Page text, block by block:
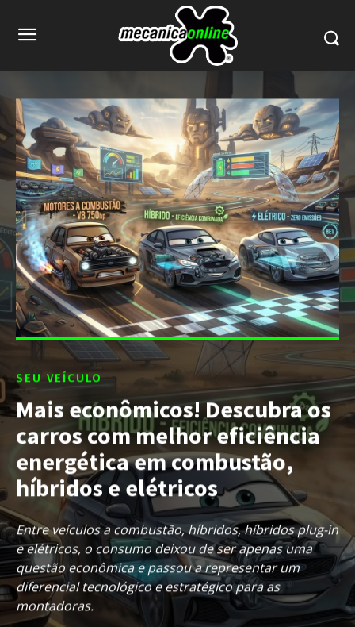
SEU VEÍCULO
Mais econômicos! Descubra os
carros com melhor eficiência
energética em combustão,
híbridos e elétricos
Entre veículos a combustão, híbridos, híbridos plug-in
e elétricos, o consumo deixou de ser apenas uma
questão econômica e passou a representar um
diferencial tecnológico e estratégico para as
montadoras.